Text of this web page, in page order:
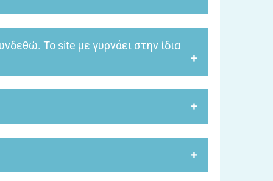
την παραγγελία σας. Σε περίπτωση που
με εκπρόσωπο μας και να σας
e-shop μας. Κατόπιν πατήστε
08:00-21:00 και το Σάββατο 08:00-
Το site με γυρνάει στην ίδια
21:00 τις καθημερινές και 08:00-15:00 το
μας, για να σας καθοδηγήσει.